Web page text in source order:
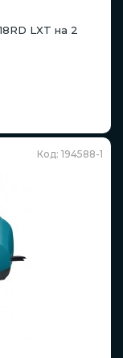
LXT на 2
Код: 194588-1